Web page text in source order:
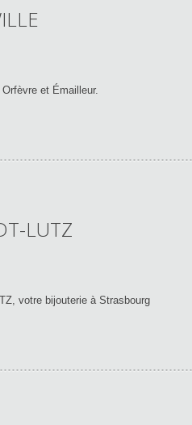
et Émailleur.
LUTZ
votre bijouterie à Strasbourg